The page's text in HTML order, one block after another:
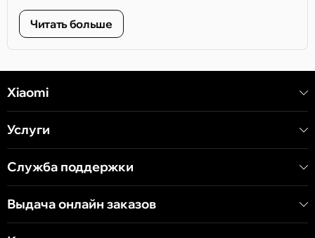
миром.
Читать больше
Xiaomi
Услуги
Служба поддержки
Выдача онлайн заказов